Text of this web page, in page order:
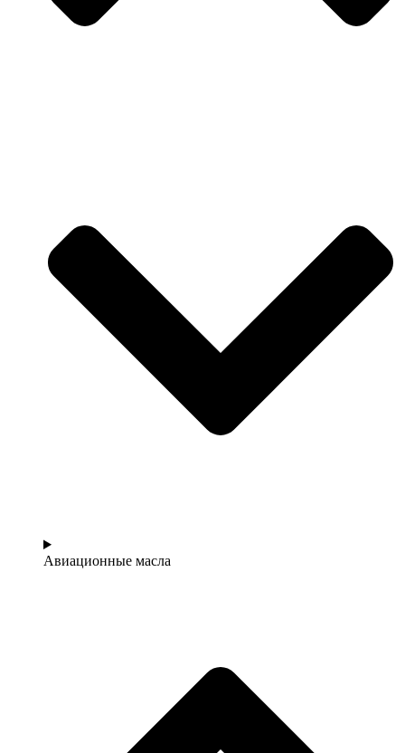
Авиационные масла